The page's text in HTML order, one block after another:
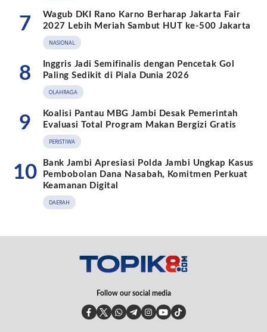
7
Wagub DKI Rano Karno Berharap Jakarta Fair
2027 Lebih Meriah Sambut HUT ke-500 Jakarta
NASIONAL
8
Inggris Jadi Semifinalis dengan Pencetak Gol
Paling Sedikit di Piala Dunia 2026
OLAHRAGA
9
Koalisi Pantau MBG Jambi Desak Pemerintah
Evaluasi Total Program Makan Bergizi Gratis
PERISTIWA
10
Bank Jambi Apresiasi Polda Jambi Ungkap Kasus
Pembobolan Dana Nasabah, Komitmen Perkuat
Keamanan Digital
DAERAH
Follow our social media